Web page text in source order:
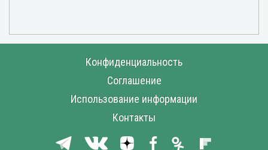
Конфиденциальность
Соглашение
Использование информации
Контакты